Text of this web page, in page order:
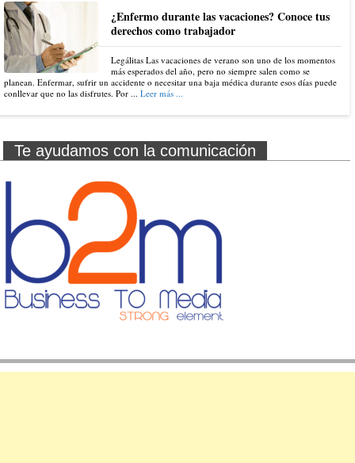
¿Enfermo durante las vacaciones? Conoce tus
derechos como trabajador
Legálitas Las vacaciones de verano son uno de los momentos
más esperados del año, pero no siempre salen como se
planean. Enfermar, sufrir un accidente o necesitar una baja médica durante esos días puede
conllevar que no las disfrutes. Por ... Leer más ...
Te ayudamos con la comunicación